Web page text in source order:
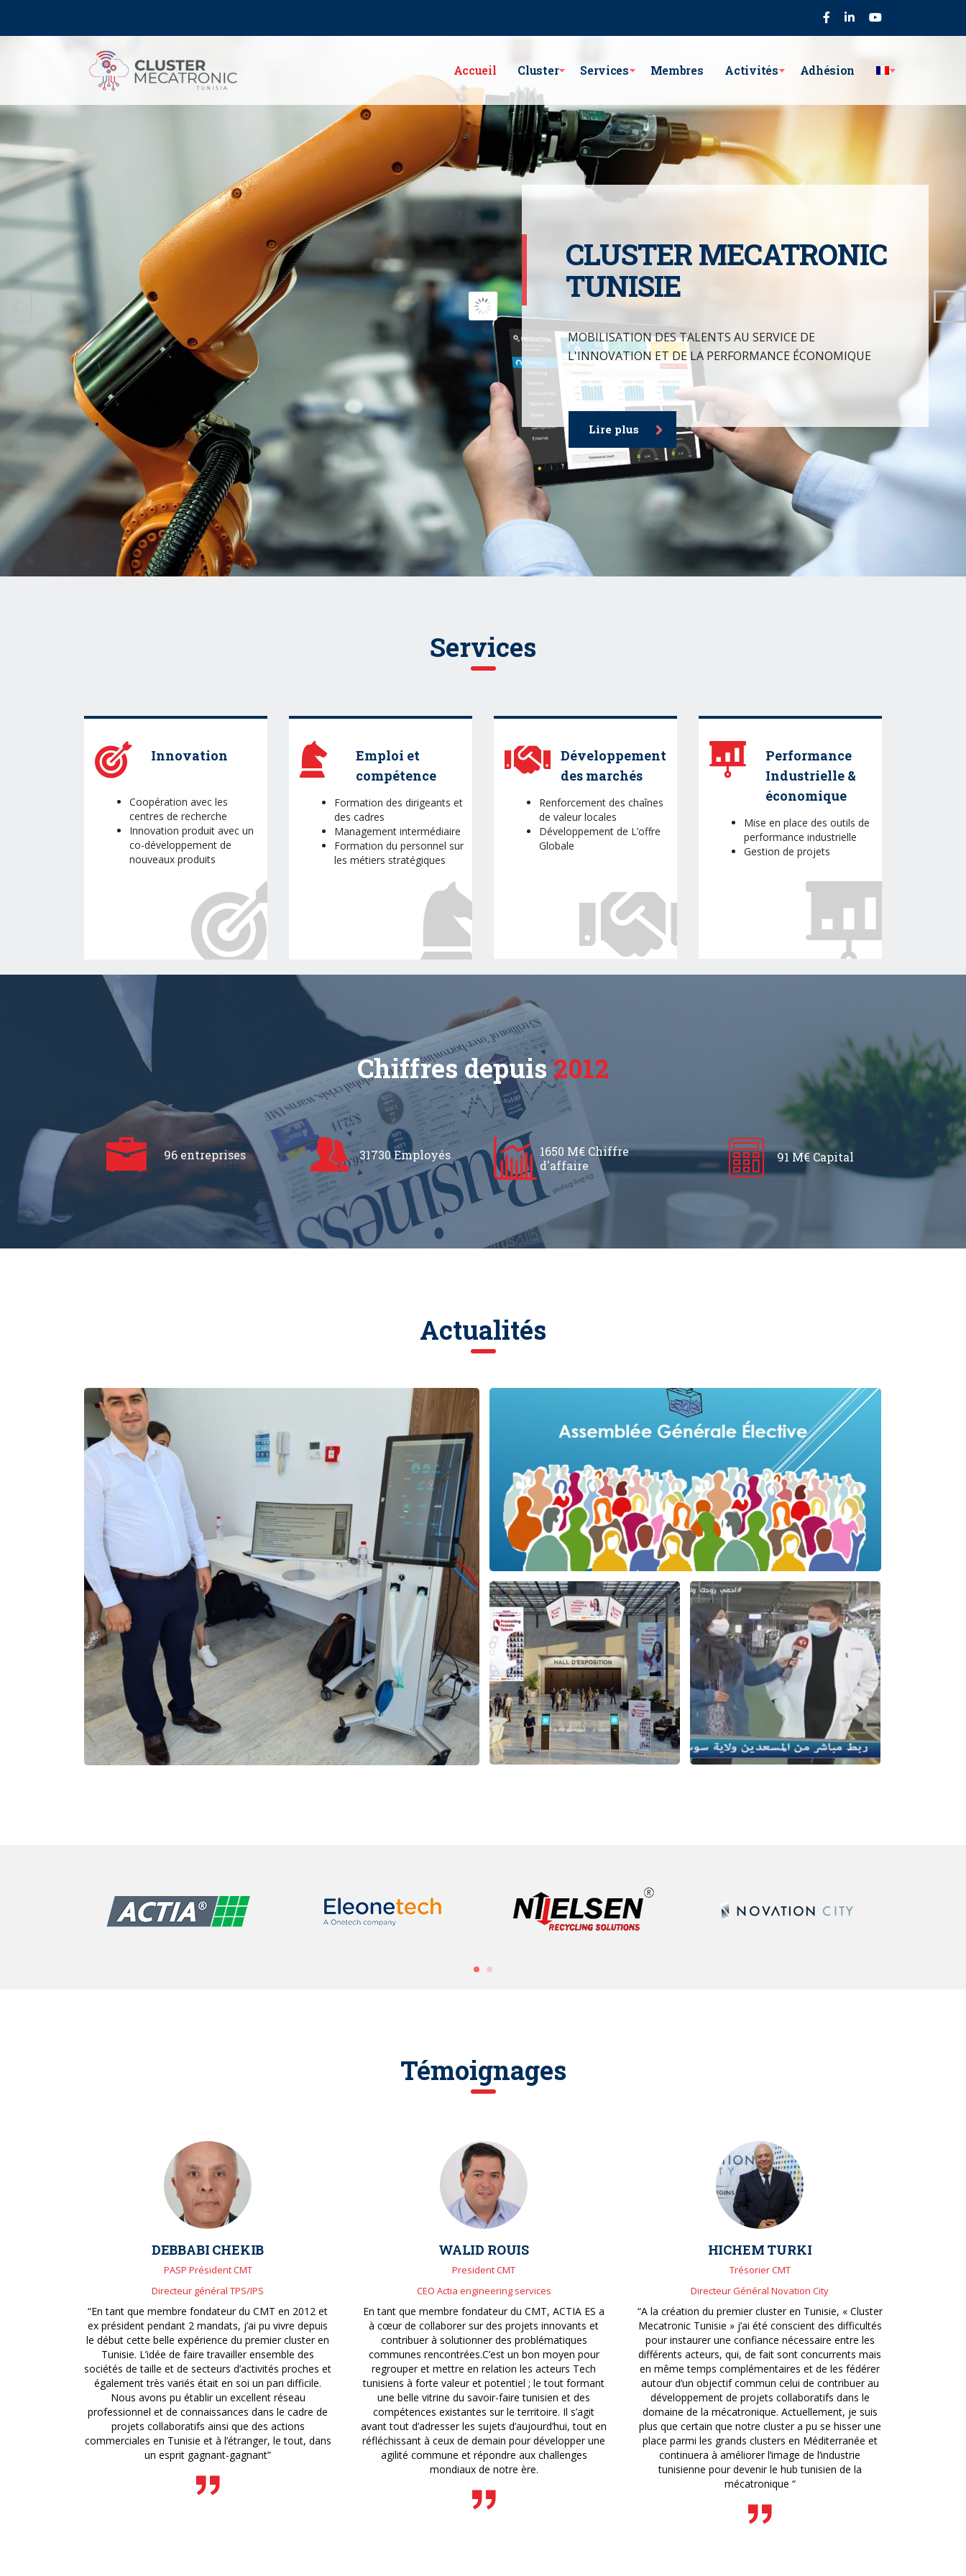
Accueil Cluster Services Membres Activités Adhésion
CLUSTER MECATRONIC
TUNISIE
MOBILISATION DES TALENTS AU SERVICE DE
L'INNOVATION ET DE LA PERFORMANCE ÉCONOMIQUE
Lire plus
Services
Innovation
Coopération avec les
centres de recherche
Innovation produit avec un
co-développement de
nouveaux produits
Emploi et
compétence
Formation des dirigeants et
des cadres
Management intermédiaire
Formation du personnel sur
les métiers stratégiques
Développement
des marchés
Renforcement des chaînes
de valeur locales
Développement de L’offre
Globale
Performance
Industrielle &
économique
Mise en place des outils de
performance industrielle
Gestion de projets
Chiffres depuis2012
96 entreprises 31730 Employés
1650 M€ Chiffre
d'affaire
91 M€ Capital
Actualités
Témoignages
DEBBABI CHEKIB
PASP Président CMT
Directeur général TPS/IPS
“En tant que membre fondateur du CMT en 2012 et
ex président pendant 2 mandats, j’ai pu vivre depuis
le début cette belle expérience du premier cluster en
Tunisie. L’idée de faire travailler ensemble des
sociétés de taille et de secteurs d’activités proches et
également très variés était en soi un pari difficile.
Nous avons pu établir un excellent réseau
professionnel et de connaissances dans le cadre de
projets collaboratifs ainsi que des actions
commerciales en Tunisie et à l’étranger, le tout, dans
un esprit gagnant-gagnant”
WALID ROUIS
President CMT
CEO Actia engineering services
En tant que membre fondateur du CMT, ACTIA ES a
à cœur de collaborer sur des projets innovants et
contribuer à solutionner des problématiques
communes rencontrées.C’est un bon moyen pour
regrouper et mettre en relation les acteurs Tech
tunisiens à forte valeur et potentiel ; le tout formant
une belle vitrine du savoir-faire tunisien et des
compétences existantes sur le territoire. Il s’agit
avant tout d’adresser les sujets d’aujourd’hui, tout en
réfléchissant à ceux de demain pour développer une
agilité commune et répondre aux challenges
mondiaux de notre ère.
HICHEM TURKI
Trésorier CMT
Directeur Général Novation City
“A la création du premier cluster en Tunisie, « Cluster
Mecatronic Tunisie » j’ai été conscient des difficultés
pour instaurer une confiance nécessaire entre les
différents acteurs, qui, de fait sont concurrents mais
en même temps complémentaires et de les fédérer
autour d’un objectif commun celui de contribuer au
développement de projets collaboratifs dans le
domaine de la mécatronique. Actuellement, je suis
plus que certain que notre cluster a pu se hisser une
place parmi les grands clusters en Méditerranée et
continuera à améliorer l’image de l’industrie
tunisienne pour devenir le hub tunisien de la
mécatronique “